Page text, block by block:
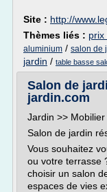
Site : http://
Thèmes liés : prix
aluminium / salon de
jardin / table basse
Salon de
jardin.com
Jardin >>
Salon de jardin
Vous souhaitez
ou votre terrasse
choisir un salon
espaces de vies